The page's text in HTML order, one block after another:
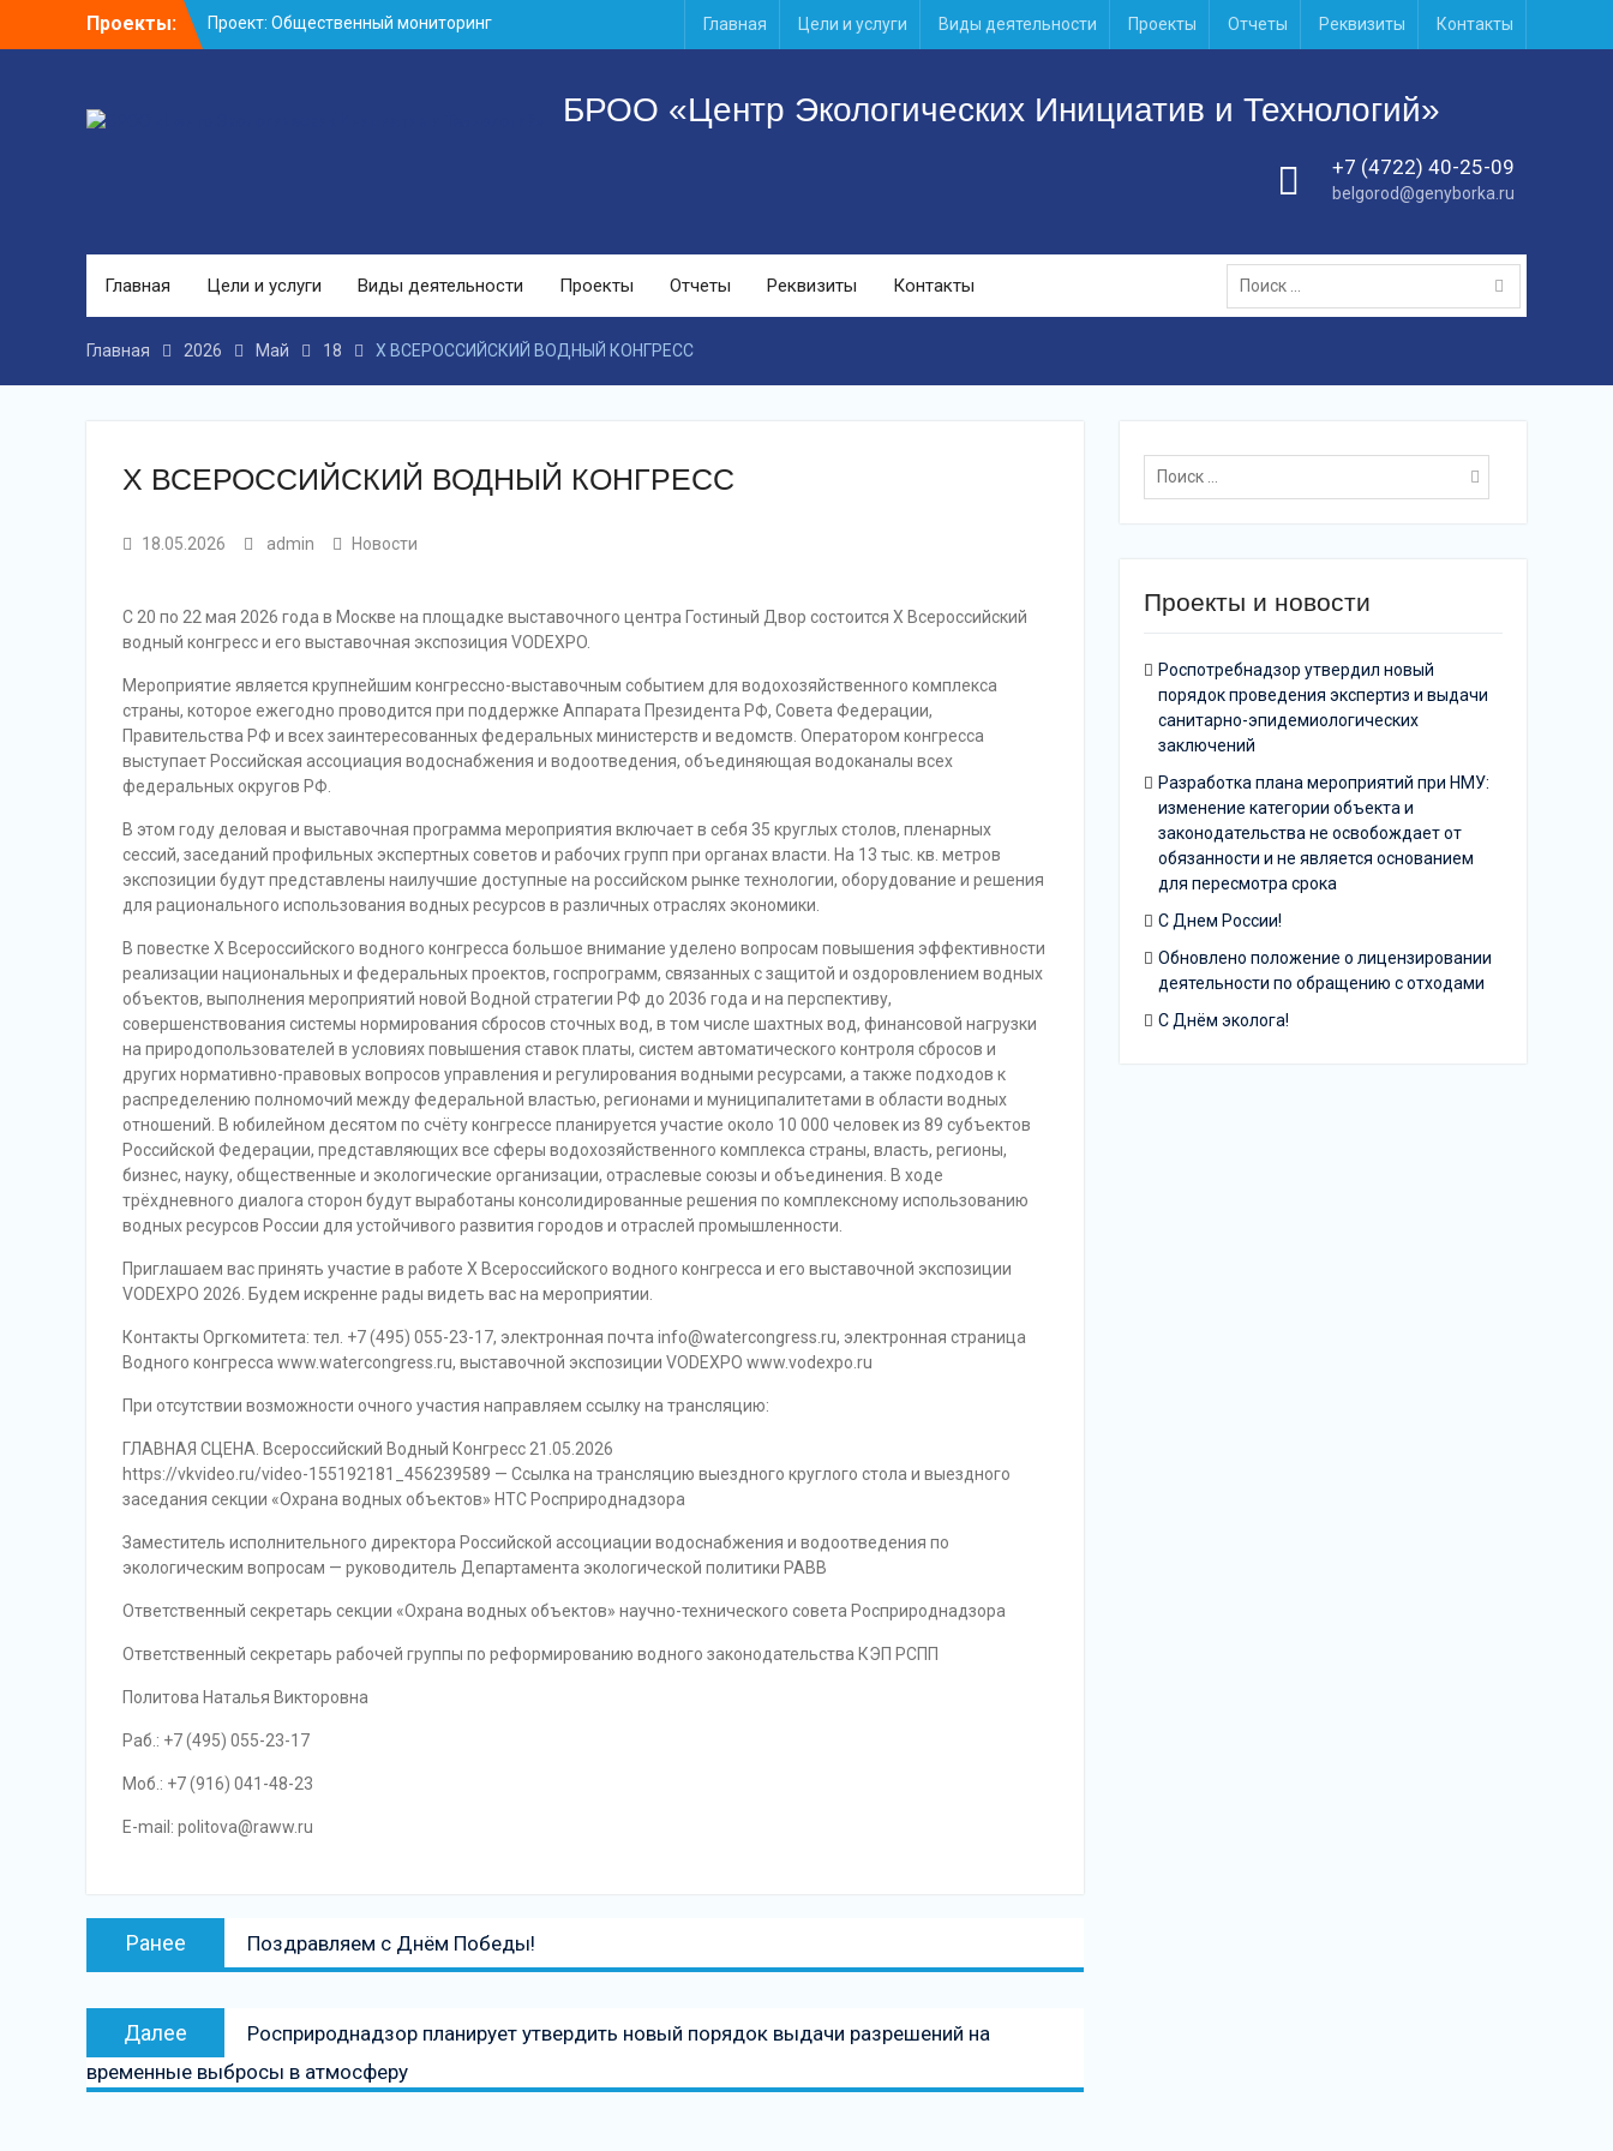
Проекты:
Проект: Общественный мониторинг
водных объектов
Главная Цели и услуги Виды деятельности Проекты Отчеты Реквизиты Контакты
БРОО «Центр Экологических Инициатив и Технологий»
+7 (4722) 40-25-09
belgorod@genyborka.ru
Главная Цели и услуги Виды деятельности Проекты Отчеты Реквизиты Контакты
Поиск:
Главная 2026 Май 18 X ВСЕРОССИЙСКИЙ ВОДНЫЙ КОНГРЕСС
X ВСЕРОССИЙСКИЙ ВОДНЫЙ КОНГРЕСС
18.05.2026 admin Новости
С 20 по 22 мая 2026 года в Москве на площадке выставочного центра Гостиный Двор состоится X Всероссийский
водный конгресс и его выставочная экспозиция VODEXPO.
Мероприятие является крупнейшим конгрессно-выставочным событием для водохозяйственного комплекса
страны, которое ежегодно проводится при поддержке Аппарата Президента РФ, Совета Федерации,
Правительства РФ и всех заинтересованных федеральных министерств и ведомств. Оператором конгресса
выступает Российская ассоциация водоснабжения и водоотведения, объединяющая водоканалы всех
федеральных округов РФ.
В этом году деловая и выставочная программа мероприятия включает в себя 35 круглых столов, пленарных
сессий, заседаний профильных экспертных советов и рабочих групп при органах власти. На 13 тыс. кв. метров
экспозиции будут представлены наилучшие доступные на российском рынке технологии, оборудование и решения
для рационального использования водных ресурсов в различных отраслях экономики.
В повестке X Всероссийского водного конгресса большое внимание уделено вопросам повышения эффективности
реализации национальных и федеральных проектов, госпрограмм, связанных с защитой и оздоровлением водных
объектов, выполнения мероприятий новой Водной стратегии РФ до 2036 года и на перспективу,
совершенствования системы нормирования сбросов сточных вод, в том числе шахтных вод, финансовой нагрузки
на природопользователей в условиях повышения ставок платы, систем автоматического контроля сбросов и
других нормативно-правовых вопросов управления и регулирования водными ресурсами, а также подходов к
распределению полномочий между федеральной властью, регионами и муниципалитетами в области водных
отношений. В юбилейном десятом по счёту конгрессе планируется участие около 10 000 человек из 89 субъектов
Российской Федерации, представляющих все сферы водохозяйственного комплекса страны, власть, регионы,
бизнес, науку, общественные и экологические организации, отраслевые союзы и объединения. В ходе
трёхдневного диалога сторон будут выработаны консолидированные решения по комплексному использованию
водных ресурсов России для устойчивого развития городов и отраслей промышленности.
Приглашаем вас принять участие в работе X Всероссийского водного конгресса и его выставочной экспозиции
VODEXPO 2026. Будем искренне рады видеть вас на мероприятии.
Контакты Оргкомитета: тел. +7 (495) 055-23-17, электронная почта info@watercongress.ru, электронная страница
Водного конгресса www.watercongress.ru, выставочной экспозиции VODEXPO www.vodexpo.ru
При отсутствии возможности очного участия направляем ссылку на трансляцию:
ГЛАВНАЯ СЦЕНА. Всероссийский Водный Конгресс 21.05.2026
https://vkvideo.ru/video-155192181_456239589 — Ссылка на трансляцию выездного круглого стола и выездного
заседания секции «Охрана водных объектов» НТС Росприроднадзора
Заместитель исполнительного директора Российской ассоциации водоснабжения и водоотведения по
экологическим вопросам — руководитель Департамента экологической политики РАВВ
Ответственный секретарь секции «Охрана водных объектов» научно-технического совета Росприроднадзора
Ответственный секретарь рабочей группы по реформированию водного законодательства КЭП РСПП
Политова Наталья Викторовна
Раб.: +7 (495) 055-23-17
Моб.: +7 (916) 041-48-23
E-mail: politova@raww.ru
Навигация
Ранее
Предыдущая
запись:
Поздравляем с Днём Победы!
Далее
Следующая
запись
Росприроднадзор планирует утвердить новый порядок выдачи разрешений на
временные выбросы в атмосферу
Поиск:
Проекты и новости
Роспотребнадзор утвердил новый
порядок проведения экспертиз и выдачи
санитарно-эпидемиологических
заключений
Разработка плана мероприятий при НМУ:
изменение категории объекта и
законодательства не освобождает от
обязанности и не является основанием
для пересмотра срока
С Днем России!
Обновлено положение о лицензировании
деятельности по обращению с отходами
С Днём эколога!